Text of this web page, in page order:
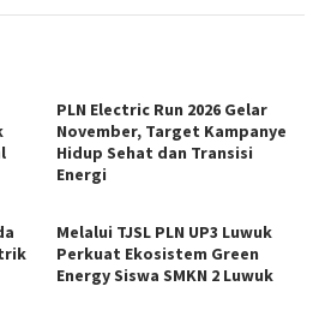
PLN Electric Run 2026 Gelar
November, Target Kampanye
Hidup Sehat dan Transisi
Energi
Melalui TJSL PLN UP3 Luwuk
Perkuat Ekosistem Green
Energy Siswa SMKN 2 Luwuk